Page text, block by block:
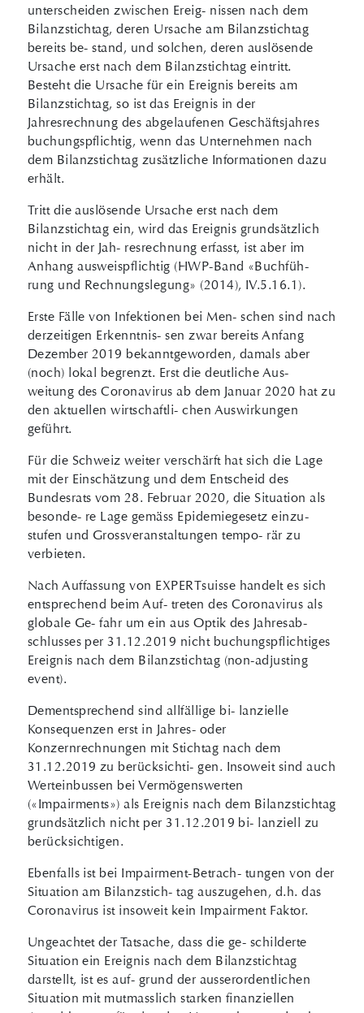
unterscheiden zwischen Ereig- nissen nach dem
Bilanzstichtag, deren Ursache am Bilanzstichtag
bereits be- stand, und solchen, deren auslösende
Ursache erst nach dem Bilanzstichtag eintritt.
Besteht die Ursache für ein Ereignis bereits am
Bilanzstichtag, so ist das Ereignis in der
Jahresrechnung des abgelaufenen Geschäftsjahres
buchungspflichtig, wenn das Unternehmen nach
dem Bilanzstichtag zusätzliche Informationen dazu
erhält.
Tritt die auslösende Ursache erst nach dem
Bilanzstichtag ein, wird das Ereignis grundsätzlich
nicht in der Jah- resrechnung erfasst, ist aber im
Anhang ausweispflichtig (HWP-Band «Buchfüh-
rung und Rechnungslegung» (2014), IV.5.16.1).
Erste Fälle von Infektionen bei Men- schen sind nach
derzeitigen Erkenntnis- sen zwar bereits Anfang
Dezember 2019 bekanntgeworden, damals aber
(noch) lokal begrenzt. Erst die deutliche Aus-
weitung des Coronavirus ab dem Januar 2020 hat zu
den aktuellen wirtschaftli- chen Auswirkungen
geführt.
Für die Schweiz weiter verschärft hat sich die Lage
mit der Einschätzung und dem Entscheid des
Bundesrats vom 28. Februar 2020, die Situation als
besonde- re Lage gemäss Epidemiegesetz einzu-
stufen und Grossveranstaltungen tempo- rär zu
verbieten.
Nach Auffassung von EXPERTsuisse handelt es sich
entsprechend beim Auf- treten des Coronavirus als
globale Ge- fahr um ein aus Optik des Jahresab-
schlusses per 31.12.2019 nicht buchungspflichtiges
Ereignis nach dem Bilanzstichtag (non-adjusting
event).
Dementsprechend sind allfällige bi- lanzielle
Konsequenzen erst in Jahres- oder
Konzernrechnungen mit Stichtag nach dem
31.12.2019 zu berücksichti- gen. Insoweit sind auch
Werteinbussen bei Vermögenswerten
(«Impairments») als Ereignis nach dem Bilanzstichtag
grundsätzlich nicht per 31.12.2019 bi- lanziell zu
berücksichtigen.
Ebenfalls ist bei Impairment-Betrach- tungen von der
Situation am Bilanzstich- tag auszugehen, d.h. das
Coronavirus ist insoweit kein Impairment Faktor.
Ungeachtet der Tatsache, dass die ge- schilderte
Situation ein Ereignis nach dem Bilanzstichtag
darstellt, ist es auf- grund der ausserordentlichen
Situation mit mutmasslich starken finanziellen